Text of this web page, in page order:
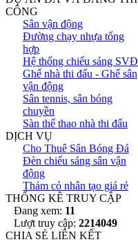
CÔNG
Sân vận động
Đường chạy nhựa tổng
hợp
Hệ thống chiếu sáng SVĐ
Ghế nhà thi đấu - Ghế sân
vận động
Sân tennis, sân bóng
chuyền
Sàn thể thao nhà thi đấu
DỊCH VỤ
Cho Thuê Sân Bóng Đá
Đèn chiếu sáng sân vận
động
Thảm cỏ nhân tạo giá rẻ
THỐNG KÊ TRUY CẬP
Đang xem: 11
Lượt truy cập: 2214049
CHIA SẺ LIÊN KẾT